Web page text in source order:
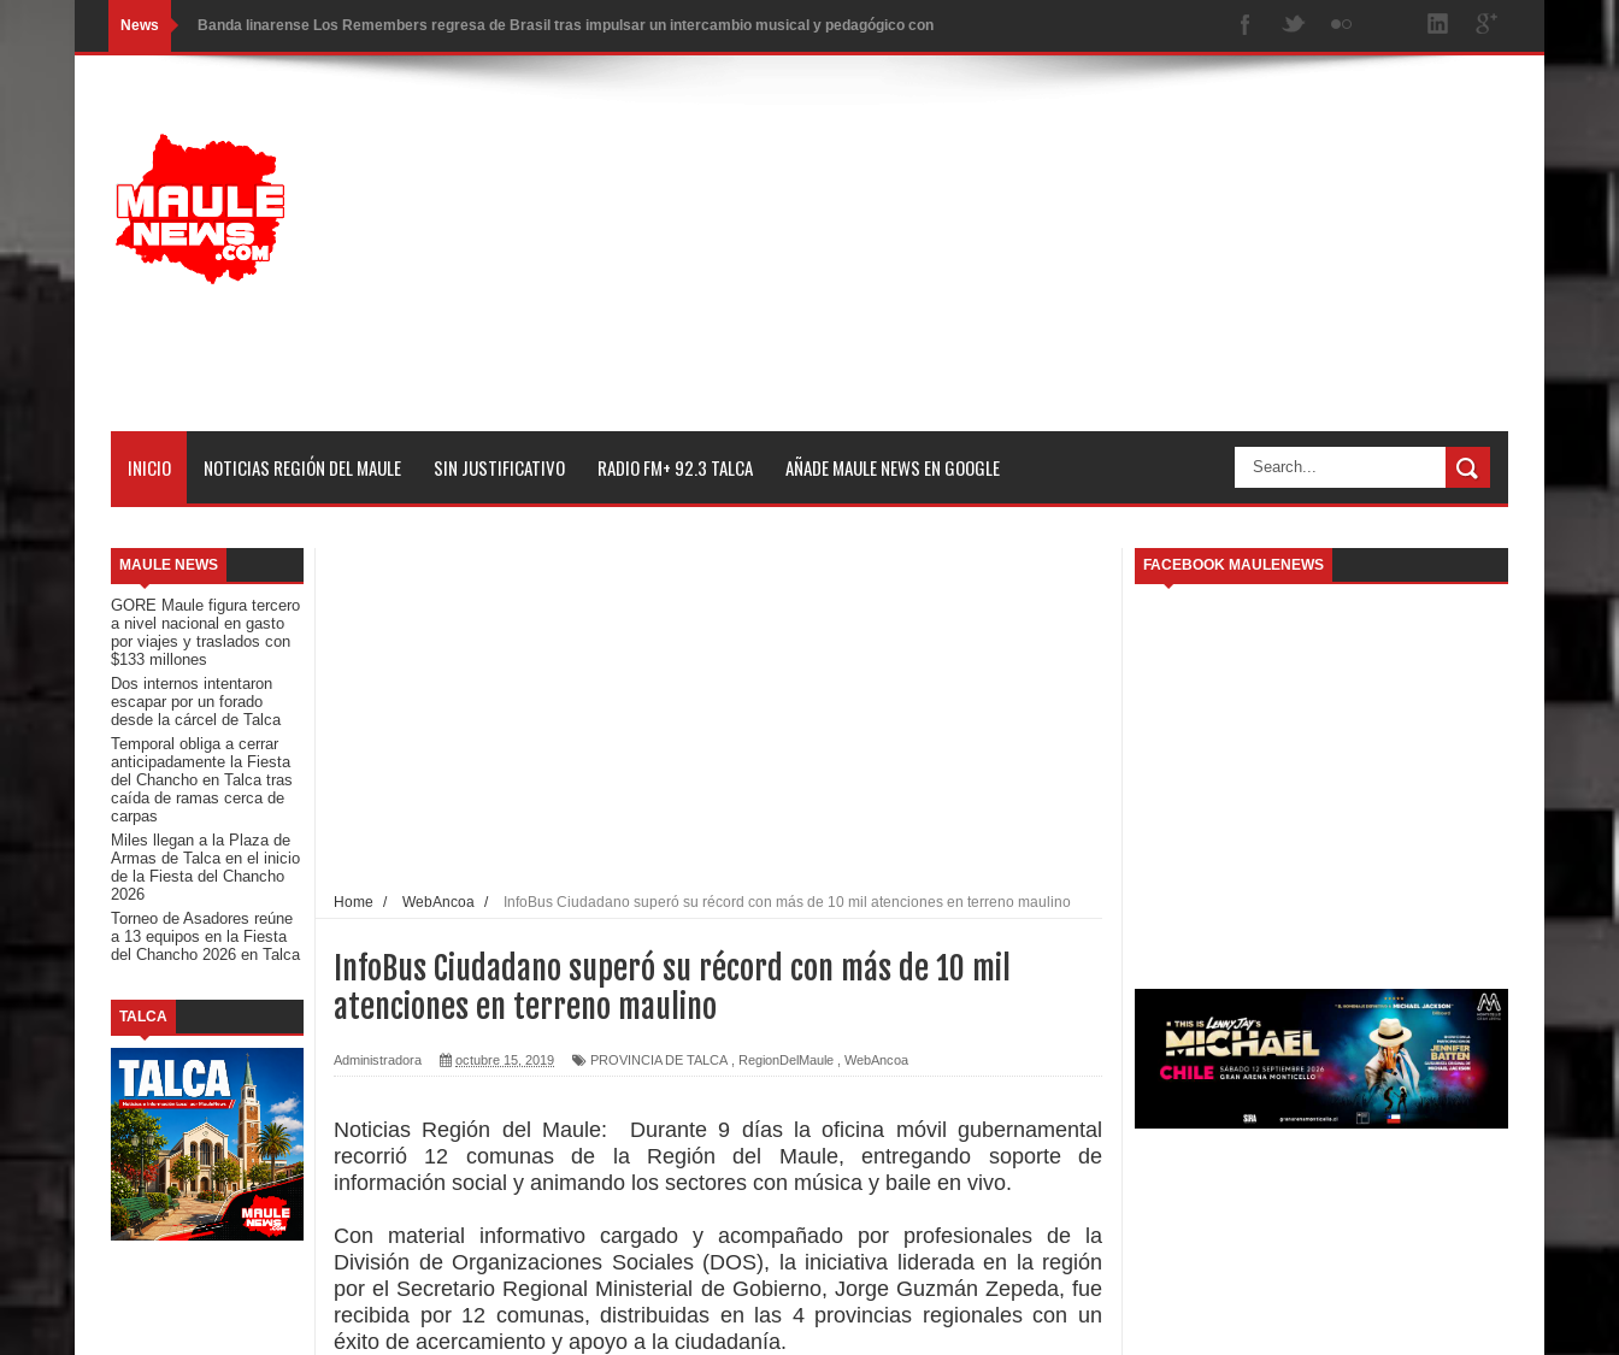
News Banda linarense Los Remembers regresa de Brasil tras impulsar un intercambio musical y pedagógico con
Mario Meza endurece críticas contra ministra de Salud por dejar fuera a Linares: “No dará la cara”
Seremi de Desarrollo Social y Familia mantiene despliegue para apoyar a niños y adolescentes durante la
emergencia.
Talca
Diputado Jorge Guzmán rechaza proyecto de interconexión eléctrica en la alta cordillera del Maule por su
INDAP entregó $189 millones en incentivos a usuarios de PRODESAL de la provincia de Linares
Municipalidad de Curicó apuesta a la innovación en tecnología educativa con nuevas pantallas interactivas del
Colegio El Boldo
Seremi de Desarrollo Social y Familia lanzó en el Maule el Fondo Concursable de Promoción de Entornos
Saludables 2026
Ballet: La magia de La Cenicienta llegará al Teatro Regional del Maule en una función especial para celebrar el
Día de la Niñez
GORE Maule figura tercero a nivel nacional en gasto por viajes y traslados con $133 millones
Dos internos intentaron escapar por un forado desde la cárcel de Talca
Temporal obliga a cerrar anticipadamente la Fiesta del Chancho en Talca tras caída de ramas cerca de carpas
Miles llegan a la Plaza de Armas de Talca en el inicio de la Fiesta del Chancho 2026
Torneo de Asadores reúne a 13 equipos en la Fiesta del Chancho 2026 en Talca
Alerta por hantavirus: expertos piden reforzar medidas y consulta oportuna
Matrimonios Linarenses Celebraron Bodas de Oro
Departamento Comunal de Salud de Curicó desarrollará jornada de vacunación contra la Influenza y otros
INICIO NOTICIAS REGIÓN DEL MAULE SIN JUSTIFICATIVO RADIO FM+ 92.3 TALCA AÑADE MAULE NEWS EN GOOGLE
MAULE NEWS
GORE Maule figura tercero
a nivel nacional en gasto
por viajes y traslados con
$133 millones
Dos internos intentaron
escapar por un forado
desde la cárcel de Talca
Temporal obliga a cerrar
anticipadamente la Fiesta
del Chancho en Talca tras
caída de ramas cerca de
carpas
Miles llegan a la Plaza de
Armas de Talca en el inicio
de la Fiesta del Chancho
2026
Torneo de Asadores reúne
a 13 equipos en la Fiesta
del Chancho 2026 en Talca
TALCA
Home / WebAncoa / InfoBus Ciudadano superó su récord con más de 10 mil atenciones en terreno maulino
InfoBus Ciudadano superó su récord con más de 10 mil
atenciones en terreno maulino
Administradora octubre 15, 2019 PROVINCIA DE TALCA RegionDelMaule WebAncoa
Noticias Región del Maule:
Durante 9 días la oficina móvil gubernamental
recorrió 12 comunas de la Región del Maule, entregando soporte de
información social y animando los sectores con música y baile en vivo.
Con material informativo cargado y acompañado por profesionales de la
División de Organizaciones Sociales (DOS), la iniciativa liderada en la región
por el Secretario Regional Ministerial de Gobierno, Jorge Guzmán Zepeda, fue
recibida por 12 comunas, distribuidas en las 4 provincias regionales con un
éxito de acercamiento y apoyo a la ciudadanía.
FACEBOOK MAULENEWS